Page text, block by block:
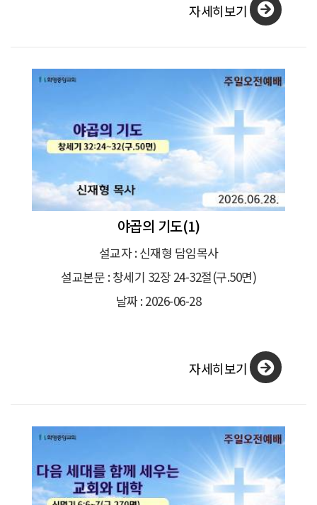
자세히보기
야곱의 기도(1)
설교자 : 신재형 담임목사
설교본문 : 창세기 32장 24-32절(구.50면)
날짜 : 2026-06-28
자세히보기